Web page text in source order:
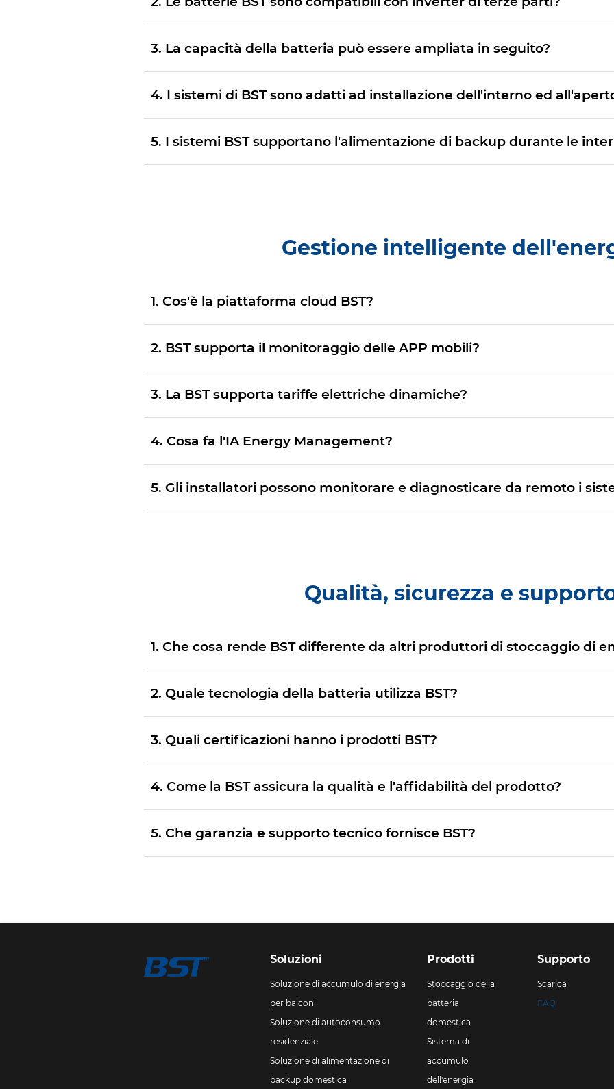
3. La capacità della batteria può essere ampliata in seguito?
4. I sistemi di BST sono adatti ad installazione dell'interno ed
5. I sistemi BST supportano l'alimentazione di backup durante le
Gestione intelligente
1. Cos'è la piattaforma cloud BST?
2. BST supporta il monitoraggio delle APP mobili?
3. La BST supporta tariffe elettriche dinamiche?
4. Cosa fa l'IA Energy Management?
5. Gli installatori possono monitorare e diagnosticare da remoto i
Qualità, sicurezza e
1. Che cosa rende BST differente da altri produttori di stoccaggio di
2. Quale tecnologia della batteria utilizza BST?
3. Quali certificazioni hanno i prodotti BST?
4. Come la BST assicura la qualità e l'affidabilità del prodotto?
5. Che garanzia e supporto tecnico fornisce BST?
Soluzioni
Soluzione di accumulo di energia
per balconi
Soluzione di autoconsumo
residenziale
Soluzione di alimentazione di
backup domestica
Prodotti
Stoccaggio della
batteria
domestica
Sistema di
accumulo
dell'energia
Supporto
Scarica
FAQ